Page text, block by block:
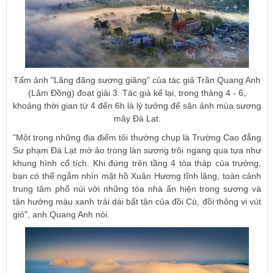
Tấm ảnh "Lãng đãng sương giăng" của tác giả Trần Quang Anh
(Lâm Đồng) đoạt giải 3. Tác giả kể lại, trong tháng 4 - 6,
khoảng thời gian từ 4 đến 6h là lý tưởng để săn ảnh mùa sương
mây Đà Lạt.
"Một trong những địa điểm tôi thường chụp là Trường Cao đẳng
Sư phạm Đà Lạt mờ ảo trong làn sương trôi ngang qua tựa như
khung hình cổ tích. Khi đứng trên tầng 4 tòa tháp của trường,
bạn có thể ngắm nhìn mặt hồ Xuân Hương tĩnh lặng, toàn cảnh
trung tâm phố núi với những tòa nhà ẩn hiện trong sương và
tận hưởng màu xanh trải dài bất tận của đồi Cù, đồi thông vi vút
gió", anh Quang Anh nói.